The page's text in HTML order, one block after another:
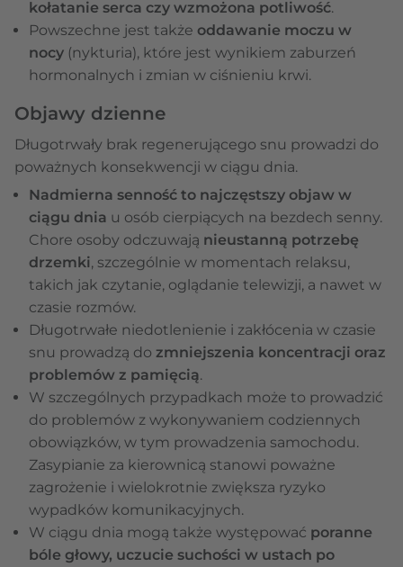
kołatanie serca czy wzmożona potliwość.
Powszechne jest także oddawanie moczu w
nocy (nykturia), które jest wynikiem zaburzeń
hormonalnych i zmian w ciśnieniu krwi.
Objawy dzienne
Długotrwały brak regenerującego snu prowadzi do
poważnych konsekwencji w ciągu dnia.
Nadmierna senność to najczęstszy objaw w
ciągu dnia u osób cierpiących na bezdech senny.
Chore osoby odczuwają nieustanną potrzebę
drzemki, szczególnie w momentach relaksu,
takich jak czytanie, oglądanie telewizji, a nawet w
czasie rozmów.
Długotrwałe niedotlenienie i zakłócenia w czasie
snu prowadzą do zmniejszenia koncentracji oraz
problemów z pamięcią.
W szczególnych przypadkach może to prowadzić
do problemów z wykonywaniem codziennych
obowiązków, w tym prowadzenia samochodu.
Zasypianie za kierownicą stanowi poważne
zagrożenie i wielokrotnie zwiększa ryzyko
wypadków komunikacyjnych.
W ciągu dnia mogą także występować poranne
bóle głowy, uczucie suchości w ustach po